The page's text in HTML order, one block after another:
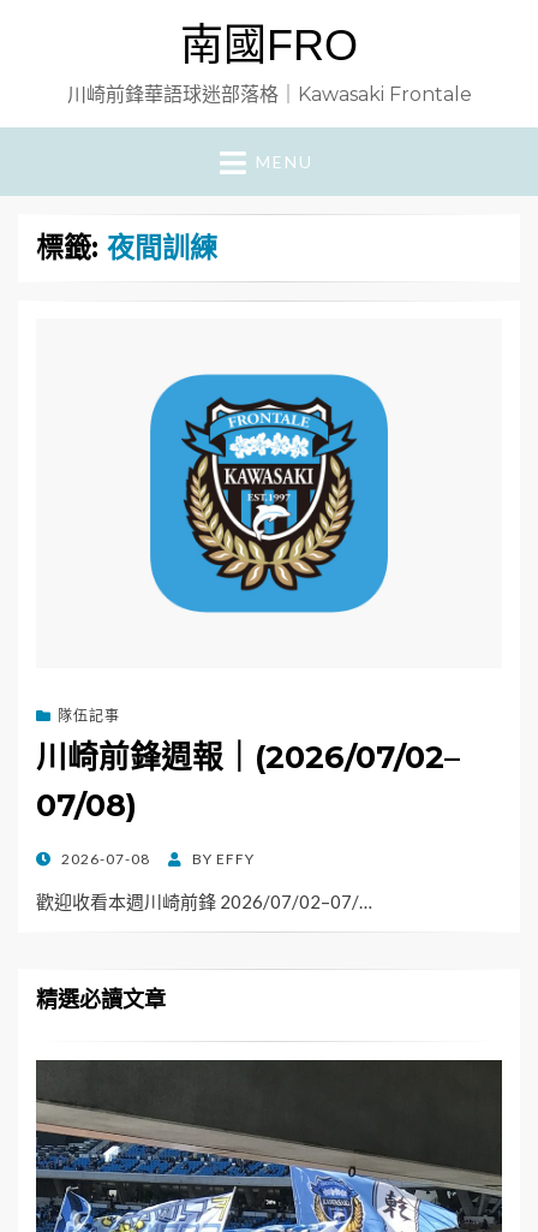
南國FRO
川崎前鋒華語球迷部落格｜Kawasaki Frontale
MENU
標籤: 夜間訓練
隊伍記事
川崎前鋒週報｜(2026/07/02–
07/08)
POSTED
2026-07-08 BY EFFY
歡迎收看本週川崎前鋒 2026/07/02–07/…
精選必讀文章